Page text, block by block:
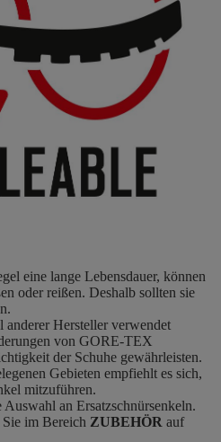
eine lange Lebensdauer, können
oder reißen. Deshalb sollten sie
anderer Hersteller verwendet
von GORE-TEX
der Schuhe gewährleisten.
Gebieten empfiehlt es sich,
mitzuführen.
an Ersatzschnürsenkeln.
im Bereich ZUBEHÖR auf